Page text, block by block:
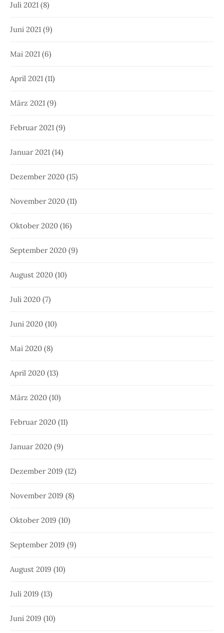
Juli 2021 (8)
Juni 2021 (9)
Mai 2021 (6)
April 2021 (11)
März 2021 (9)
Februar 2021 (9)
Januar 2021 (14)
Dezember 2020 (15)
November 2020 (11)
Oktober 2020 (16)
September 2020 (9)
August 2020 (10)
Juli 2020 (7)
Juni 2020 (10)
Mai 2020 (8)
April 2020 (13)
März 2020 (10)
Februar 2020 (11)
Januar 2020 (9)
Dezember 2019 (12)
November 2019 (8)
Oktober 2019 (10)
September 2019 (9)
August 2019 (10)
Juli 2019 (13)
Juni 2019 (10)